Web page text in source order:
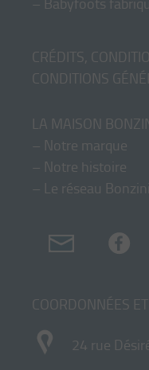
CRÉDITS,
CONDITIONS
LA MAISON
– Notre marque
– Notre histoire
– Le réseau Bonzini
COORDONNÉES
24 rue